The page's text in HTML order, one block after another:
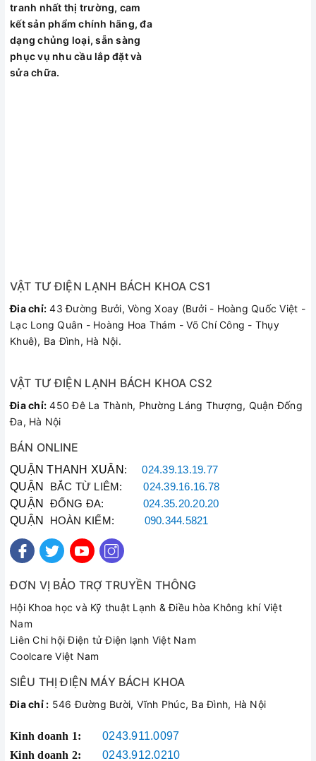
Side Stream loại bỏ 99,9% kim loại nặng (Asen, chì, thủy
ngân…) và các vi khuẩn có hại.
suốt quá trình hoạt động của thiết bị. Hệ thống gồm các tính
Cảnh báo thay thế lõi lọc
Cảnh báo rò rỉ
Cảnh báo lỗi vận hành
Van biến thiên
Bảo vệ toàn diện hệ thống với lõi PRE-FILTER
lửng, bùn, cát, rong rêu,…
Bảo vệ máy lọc nước không bị tắc do quá trình thau bể và ở
tranh nhất thị trường, cam
kết sản phẩm chính hãng, đa
dạng chủng loại, sẵn sàng
phục vụ nhu cầu lắp đặt và
sửa chữa.
VẬT TƯ ĐIỆN LẠNH BÁCH KHOA CS1
Đia chỉ: 43 Đường Bưởi, Vòng Xoay (Bưởi - Hoàng Quốc Việt -
Lạc Long Quân - Hoàng Hoa Thám - Võ Chí Công - Thụy
Khuê), Ba Đình, Hà Nội.
VẬT TƯ ĐIỆN LẠNH BÁCH KHOA CS2
Đia chỉ: 450 Đê La Thành, Phường Láng Thượng, Quận Đống
Đa, Hà Nội
BÁN ONLINE
QUẬN THANH XUÂN :024.39.13.19.77
QUẬN BẮC TỪ LIÊM:024.39.16.16.78
QUẬN ĐỐNG ĐA: 024.35.20.20.20
QUẬN HOÀN KIẾM: 090.344.5821
ĐƠN VỊ BẢO TRỢ TRUYỀN THÔNG
Hội Khoa học và Kỹ thuật Lạnh & Điều hòa Không khí Việt
Nam
Liên Chi hội Điện tử Điện lạnh Việt Nam
Coolcare Việt Nam
SIÊU THỊ ĐIỆN MÁY BÁCH KHOA
Đia chỉ : 546 Đường Bười, Vĩnh Phúc, Ba Đình, Hà Nội
Kinh doanh 1:
0243.911.0097
Kinh doanh 2:
0243.912.0210